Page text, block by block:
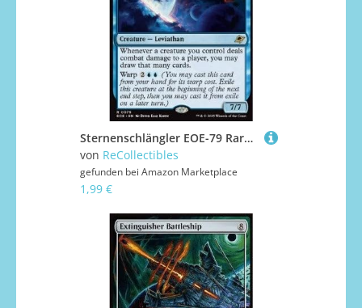
Sternenschlängler EOE-79 Rare Deutsch Boosterfrisch - Edge of Eternities - mit ReCollectibles-Versandschutz - für Magic/MTG
von ReCollectibles
gefunden bei Amazon Marketplace
1,99 €